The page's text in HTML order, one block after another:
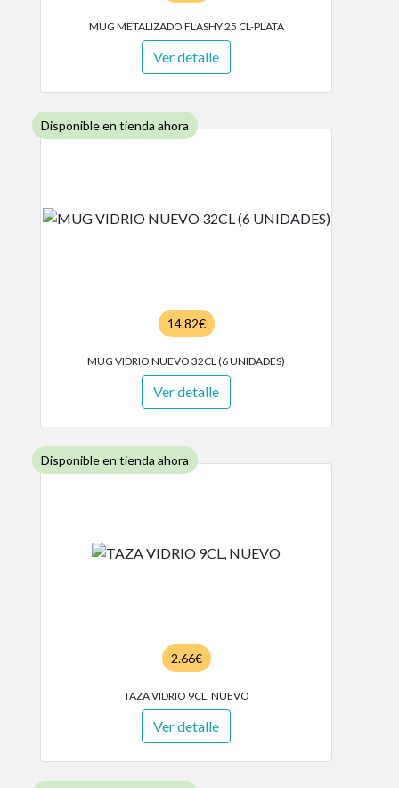
MUG METALIZADO FLASHY 25 CL-PLATA
Ver detalle
Disponible en tienda ahora
14.82€
MUG VIDRIO NUEVO 32CL (6 UNIDADES)
Ver detalle
Disponible en tienda ahora
2.66€
TAZA VIDRIO 9CL, NUEVO
Ver detalle